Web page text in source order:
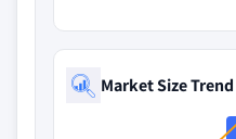
Market Size Trend